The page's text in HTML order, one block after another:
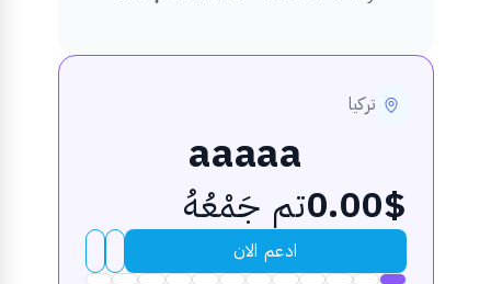
تركيا
aaaaa
0.00$تم جَمْعُهُ
ادعم الان